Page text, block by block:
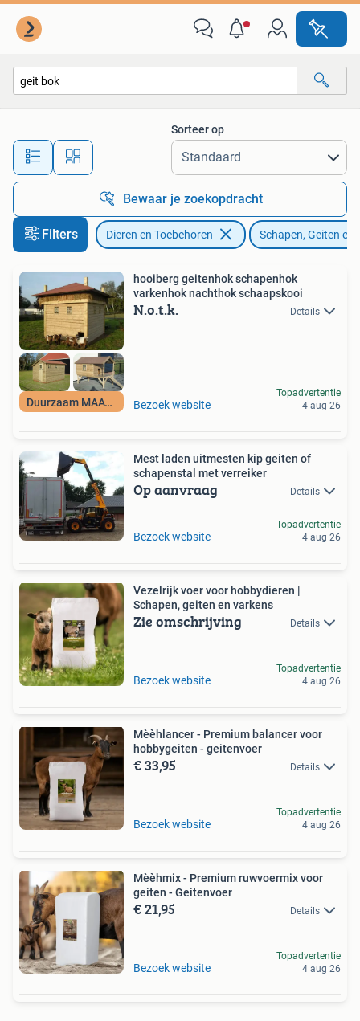
Alle afstanden…
Sorteer op
Bewaar je zoekopdracht
Filters Dieren en Toebehoren Schapen, Geiten en
Duurzaam MAATWERK
hooiberg geitenhok schapenhok
varkenhok nachthok schaapskooi
N.o.t.k. Details
Bezoek website
Topadvertentie
4 aug 26
Mest laden uitmesten kip geiten of
schapenstal met verreiker
Op aanvraag Details
Bezoek website
Topadvertentie
4 aug 26
Vezelrijk voer voor hobbydieren |
Schapen, geiten en varkens
Zie omschrijving Details
Bezoek website
Topadvertentie
4 aug 26
Mèèhlancer - Premium balancer voor
hobbygeiten - geitenvoer
€ 33,95 Details
Bezoek website
Topadvertentie
4 aug 26
Mèèhmix - Premium ruwvoermix voor
geiten - Geitenvoer
€ 21,95 Details
Bezoek website
Topadvertentie
4 aug 26